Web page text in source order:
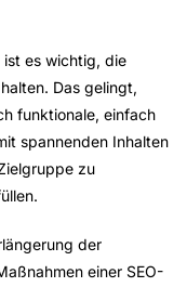
ist es wichtig, die
Das gelingt,
funktionale, einfach
spannenden Inhalten
zu
der
einer SEO-